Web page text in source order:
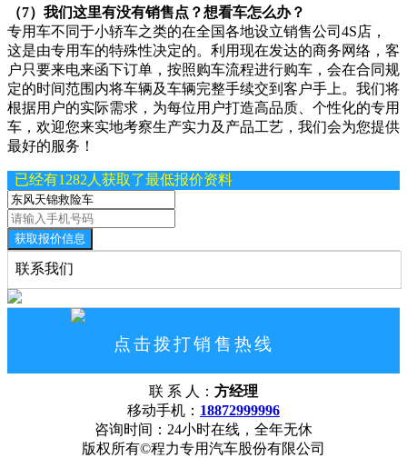
（7）我们这里有没有销售点？想看车怎么办？
专用车不同于小轿车之类的在全国各地设立销售公司4S店，
这是由专用车的特殊性决定的。利用现在发达的商务网络，客
户只要来电来函下订单，按照购车流程进行购车，会在合同规
定的时间范围内将车辆及车辆完整手续交到客户手上。我们将
根据用户的实际需求，为每位用户打造高品质、个性化的专用
车，欢迎您来实地考察生产实力及产品工艺，我们会为您提供
最好的服务！
已经有1282人获取了最低报价资料
获取报价信息
联系我们
点击拨打销售热线
18872999996
公司概况
联 系 人： 方经理
移动手机： 18872999996
咨询时间：24小时在线，全年无休
版权所有©程力专用汽车股份有限公司